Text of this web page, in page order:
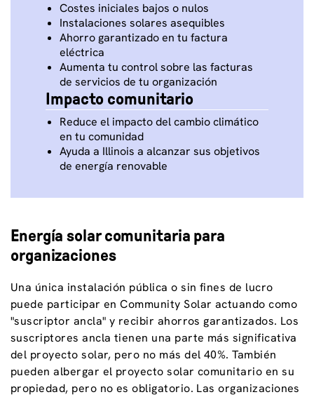
Costes iniciales bajos o nulos
Instalaciones solares asequibles
Ahorro garantizado en tu factura
eléctrica
Aumenta tu control sobre las facturas
de servicios de tu organización
Impacto comunitario
Reduce el impacto del cambio climático
en tu comunidad
Ayuda a Illinois a alcanzar sus objetivos
de energía renovable
Energía solar comunitaria para
organizaciones
Una única instalación pública o sin fines de lucro
puede participar en Community Solar actuando como
"suscriptor ancla" y recibir ahorros garantizados. Los
suscriptores ancla tienen una parte más significativa
del proyecto solar, pero no más del 40%. También
pueden albergar el proyecto solar comunitario en su
propiedad, pero no es obligatorio. Las organizaciones